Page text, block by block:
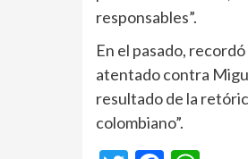
responsables”.
En el pasado,
atentado contra
resultado de la
colombiano”.